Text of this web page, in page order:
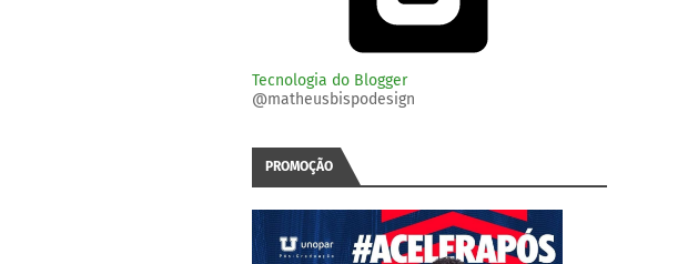
Tecnologia do Blogger
@matheusbispodesign
PROMOÇÃO